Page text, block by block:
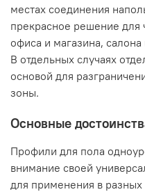
местах соединения
прекрасное решение для
офиса и магазина,
В отдельных случаях
основой для
зоны.
Основные
Профили для пола
внимание своей
для применения в